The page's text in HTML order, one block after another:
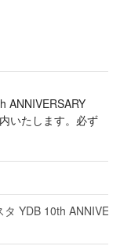
ANNIVERSARY
いたします。必ず
タ YDB 10th